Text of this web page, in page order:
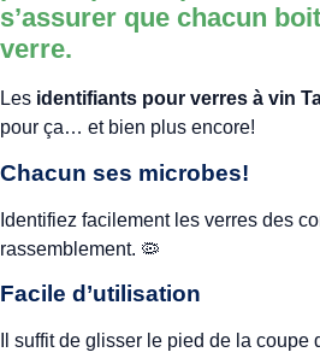
s’assurer que chacun
verre.
Les identifiants pour verres à vin
pour ça… et bien plus encore!
Chacun ses microbes!
Identifiez facilement les verres des
rassemblement. 🦠
Facile d’utilisation
Il suffit de glisser le pied de la coupe